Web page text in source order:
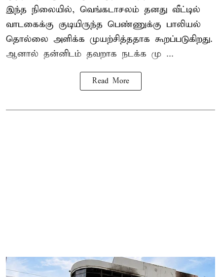
இந்த நிலையில், வெங்கடாசலம் தனது வீட்டில்
வாடகைக்கு குடியிருந்த பெண்ணுக்கு பாலியல்
தொல்லை அளிக்க முயற்சித்ததாக கூறப்படுகிறது.
ஆனால் தன்னிடம் தவறாக நடக்க மு ...
Read More